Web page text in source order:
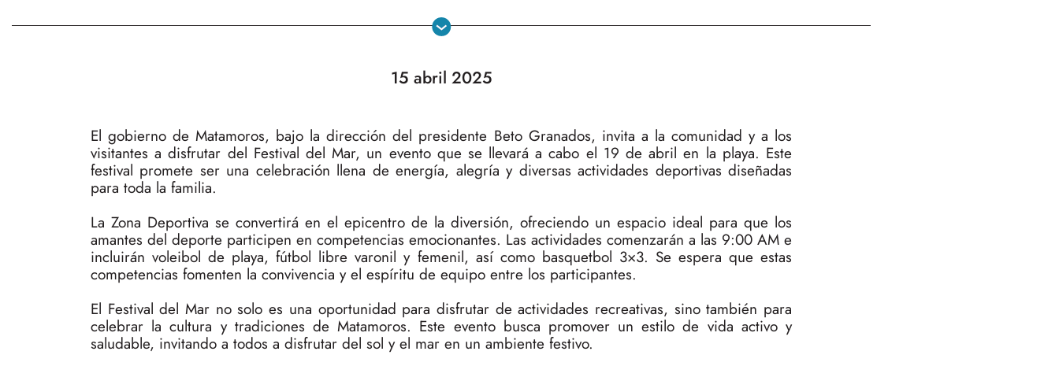
15 abril 2025
El gobierno de Matamoros, bajo la dirección del presidente Beto Granados, invita a la comunidad y a los
visitantes a disfrutar del Festival del Mar, un evento que se llevará a cabo el 19 de abril en la playa. Este
festival promete ser una celebración llena de energía, alegría y diversas actividades deportivas diseñadas
para toda la familia.
La Zona Deportiva se convertirá en el epicentro de la diversión, ofreciendo un espacio ideal para que los
amantes del deporte participen en competencias emocionantes. Las actividades comenzarán a las 9:00 AM e
incluirán voleibol de playa, fútbol libre varonil y femenil, así como basquetbol 3×3. Se espera que estas
competencias fomenten la convivencia y el espíritu de equipo entre los participantes.
El Festival del Mar no solo es una oportunidad para disfrutar de actividades recreativas, sino también para
celebrar la cultura y tradiciones de Matamoros. Este evento busca promover un estilo de vida activo y
saludable, invitando a todos a disfrutar del sol y el mar en un ambiente festivo.